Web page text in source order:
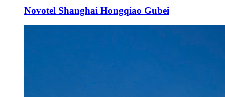
Novotel Shanghai Hongqiao Gubei